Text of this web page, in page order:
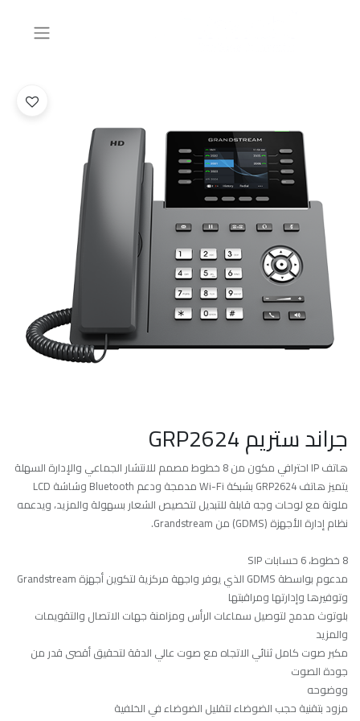
جراند ستريم GRP2624
هاتف IP احترافي مكون من 8 خطوط مصمم للانتشار الجماعي والإدارة السهلة
يتميز هاتف GRP2624 بشبكة Wi-Fi مدمجة ودعم Bluetooth وشاشة LCD
ملونة مع لوحات وجه قابلة للتبديل لتخصيص الشعار بسهولة والمزيد، ويدعمه
نظام إدارة الأجهزة (GDMS) من Grandstream.
8 خطوط، 6 حسابات SIP
مدعوم بواسطة GDMS الذي يوفر واجهة مركزية لتكوين أجهزة Grandstream
وتوفيرها وإدارتها ومراقبتها
بلوتوث مدمج لتوصيل سماعات الرأس ومزامنة جهات الاتصال والتقويمات
والمزيد
مكبر صوت كامل ثنائي الاتجاه مع صوت عالي الدقة لتحقيق أقصى قدر من
جودة الصوت
ووضوحه
مزود بتقنية حجب الضوضاء لتقليل الضوضاء في الخلفية